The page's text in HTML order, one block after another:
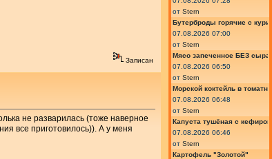
Записан
не разварилась (тоже наверное
все приготовилось)). А у меня
от Stern
Бутерброды горячие с
07.08.2026 07:00
от Stern
Мясо запеченное БЕЗ сыра
07.08.2026 06:50
от Stern
Морской коктейль в
07.08.2026 06:48
от Stern
Капуста тушёная с кефиром
07.08.2026 06:46
от Stern
Картофель "Золотой"